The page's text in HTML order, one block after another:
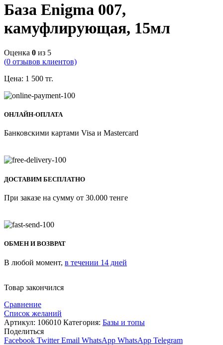
База Enigma 007,
камуфлирующая, 15мл
Оценка 0 из 5
(0 отзывов клиентов)
Цена: 1 500 тг.
ОНЛАЙН-ОПЛАТА
Банковскими картами Visa и Mastercard
ДОСТАВИМ БЕСПЛАТНО
При заказе на сумму от 30.000 тенге
ОБМЕН И ВОЗВРАТ
В любой момент, в течении 14 дней
Товар закончился
Сравнение
Список желаний
Артикул: 106010 Категория: Базы и топы
Поделиться
Facebook Twitter Email WhatsApp WhatsApp Telegram